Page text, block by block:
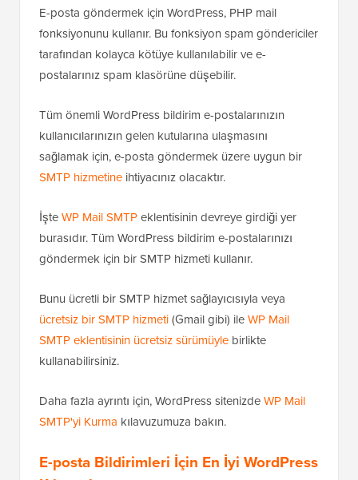
Benzer şekilde, çevrimiçi bir kurs satıyorsanız veya bir
üyelik web sitesiçalıştırıyorsanız, yeni kullanıcılar
kaydolduğunda e-posta uyarıları almak isteyebilirsiniz.
Ayrıca, unutulan şifre e-postaları, ödeme makbuzu e-
postaları ve sipariş onay bildirimleri dahil olmak üzere
kullanıcılara gönderilen e-postaların teslim
edildiğinden emin olmak isteyeceksiniz.
E-posta göndermek için WordPress, PHP mail
fonksiyonunu kullanır. Bu fonksiyon spam göndericiler
tarafından kolayca kötüye kullanılabilir ve e-
Tüm önemli WordPress bildirim e-postalarınızın
kullanıcılarınızın gelen kutularına ulaşmasını
sağlamak için, e-posta göndermek üzere uygun bir
İşteWP Mail SMTPeklentisinin devreye girdiği yer
göndermek için bir SMTP hizmeti kullanır.